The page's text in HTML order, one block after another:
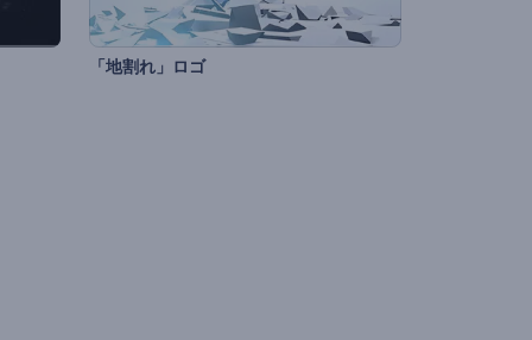
「地割れ」ロゴ